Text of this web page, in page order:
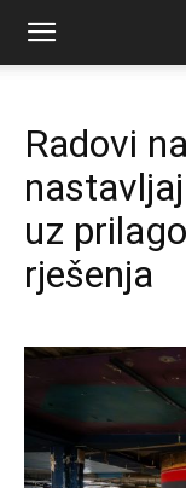
Radovi
uz
rješenja